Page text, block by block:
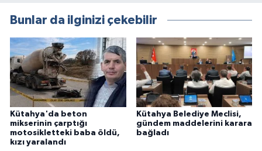
Bunlar da ilginizi çekebilir
Kütahya'da beton
mikserinin çarptığı
motosikletteki baba öldü,
kızı yaralandı
Kütahya Belediye Meclisi,
gündem maddelerini karara
bağladı